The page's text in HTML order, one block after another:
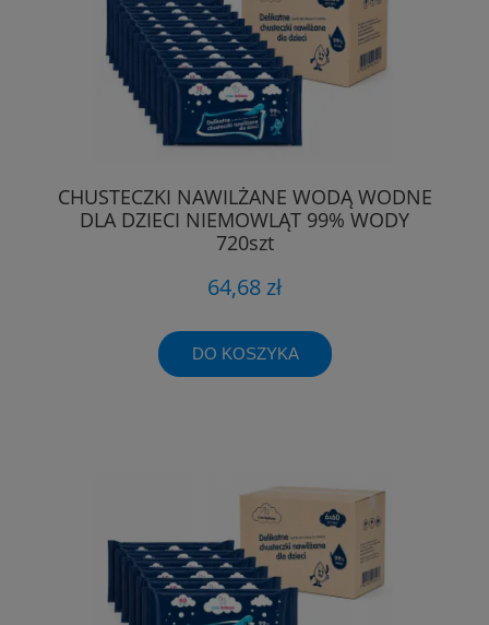
CHUSTECZKI NAWILŻANE WODĄ WODNE
DLA DZIECI NIEMOWLĄT 99% WODY
720szt
64,68 zł
DO KOSZYKA